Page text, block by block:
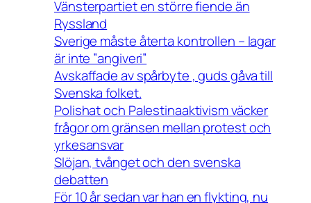
Vänsterpartiet en större fiende än
Ryssland
Sverige måste återta kontrollen – lagar
är inte ”angiveri”
Avskaffade av spårbyte , guds gåva till
Svenska folket.
Polishat och Palestinaaktivism väcker
frågor om gränsen mellan protest och
yrkesansvar
Slöjan, tvånget och den svenska
debatten
För 10 år sedan var han en flykting, nu